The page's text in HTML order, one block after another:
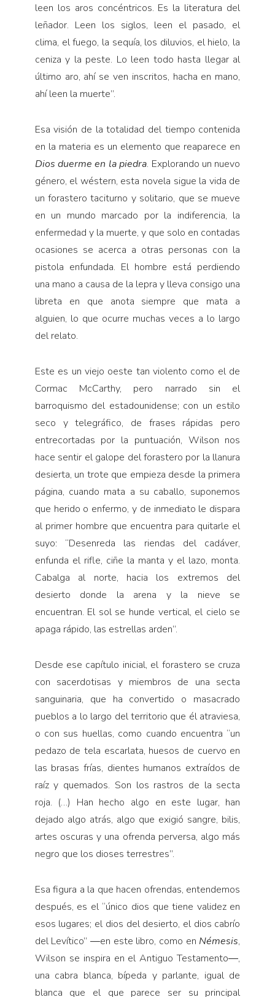
leen los aros concéntricos. Es la literatura del
leñador. Leen los siglos, leen el pasado, el
clima, el fuego, la sequía, los diluvios, el hielo, la
ceniza y la peste. Lo leen todo hasta llegar al
último aro, ahí se ven inscritos, hacha en mano,
ahí leen la muerte”.
Esa visión de la totalidad del tiempo contenida
en la materia es un elemento que reaparece en
Dios duerme en la piedra. Explorando un nuevo
género, el wéstern, esta novela sigue la vida de
un forastero taciturno y solitario, que se mueve
en un mundo marcado por la indiferencia, la
enfermedad y la muerte, y que solo en contadas
ocasiones se acerca a otras personas con la
pistola enfundada. El hombre está perdiendo
una mano a causa de la lepra y lleva consigo una
libreta en que anota siempre que mata a
alguien, lo que ocurre muchas veces a lo largo
del relato.
Este es un viejo oeste tan violento como el de
Cormac McCarthy, pero narrado sin el
barroquismo del estadounidense; con un estilo
seco y telegráfico, de frases rápidas pero
entrecortadas por la puntuación, Wilson nos
hace sentir el galope del forastero por la llanura
desierta, un trote que empieza desde la primera
página, cuando mata a su caballo, suponemos
que herido o enfermo, y de inmediato le dispara
al primer hombre que encuentra para quitarle el
suyo: “Desenreda las riendas del cadáver,
enfunda el rifle, ciñe la manta y el lazo, monta.
Cabalga al norte, hacia los extremos del
desierto donde la arena y la nieve se
encuentran. El sol se hunde vertical, el cielo se
apaga rápido, las estrellas arden”.
Desde ese capítulo inicial, el forastero se cruza
con sacerdotisas y miembros de una secta
sanguinaria, que ha convertido o masacrado
pueblos a lo largo del territorio que él atraviesa,
o con sus huellas, como cuando encuentra “un
pedazo de tela escarlata, huesos de cuervo en
las brasas frías, dientes humanos extraídos de
raíz y quemados. Son los rastros de la secta
roja. (…) Han hecho algo en este lugar, han
dejado algo atrás, algo que exigió sangre, bilis,
artes oscuras y una ofrenda perversa, algo más
negro que los dioses terrestres”.
Esa figura a la que hacen ofrendas, entendemos
después, es el “único dios que tiene validez en
esos lugares; el dios del desierto, el dios cabrío
del Levítico” ―en este libro, como en Némesis,
Wilson se inspira en el Antiguo Testamento―,
una cabra blanca, bípeda y parlante, igual de
blanca que el que parece ser su principal